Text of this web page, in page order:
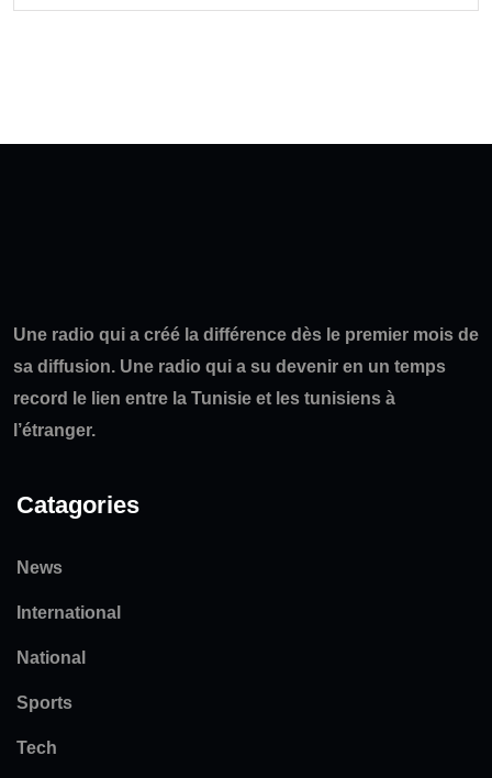
Une radio qui a créé la différence dès le premier mois de
sa diffusion. Une radio qui a su devenir en un temps
record le lien entre la Tunisie et les tunisiens à
l’étranger.
Catagories
News
International
National
Sports
Tech